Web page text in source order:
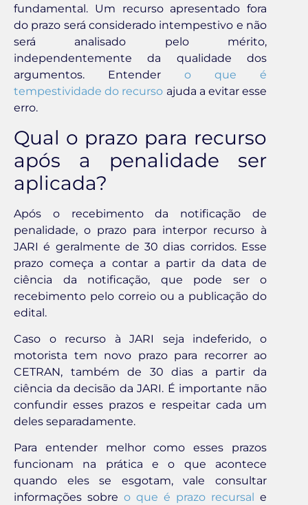
fundamental. Um recurso apresentado fora
do prazo será considerado intempestivo e não
será analisado pelo mérito,
independentemente da qualidade dos
argumentos. Entender o que é
tempestividade do recurso ajuda a evitar esse
erro.
Qual o prazo para recurso
após a penalidade ser
aplicada?
Após o recebimento da notificação de
penalidade, o prazo para interpor recurso à
JARI é geralmente de 30 dias corridos. Esse
prazo começa a contar a partir da data de
ciência da notificação, que pode ser o
recebimento pelo correio ou a publicação do
edital.
Caso o recurso à JARI seja indeferido, o
motorista tem novo prazo para recorrer ao
CETRAN, também de 30 dias a partir da
ciência da decisão da JARI. É importante não
confundir esses prazos e respeitar cada um
deles separadamente.
Para entender melhor como esses prazos
funcionam na prática e o que acontece
quando eles se esgotam, vale consultar
informações sobre o que é prazo recursal
e